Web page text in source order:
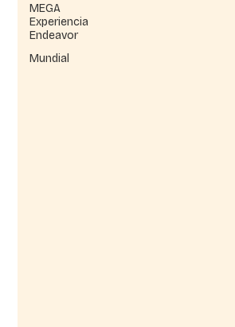
MEGA
Experiencia
Endeavor
Mundial